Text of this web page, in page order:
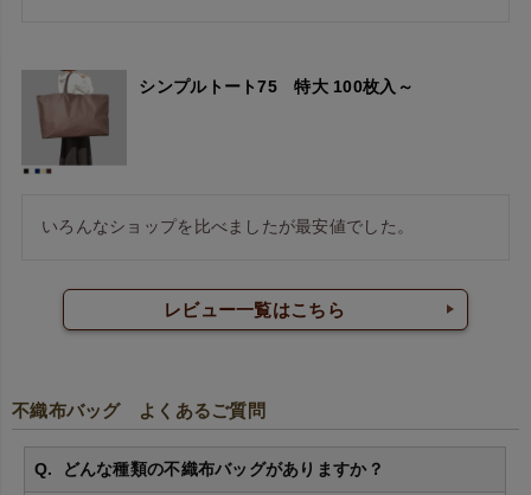
シンプルトート75 特大 100枚入～
いろんなショップを比べましたが最安値でした。
レビュー一覧はこちら
不織布バッグ よくあるご質問
どんな種類の不織布バッグがありますか？